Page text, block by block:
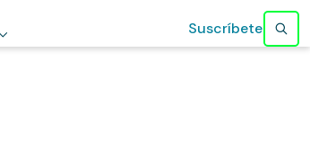
Suscríbete